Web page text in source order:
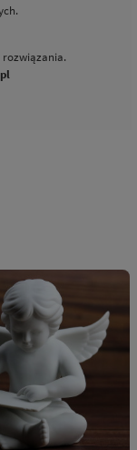
rozwiązania.